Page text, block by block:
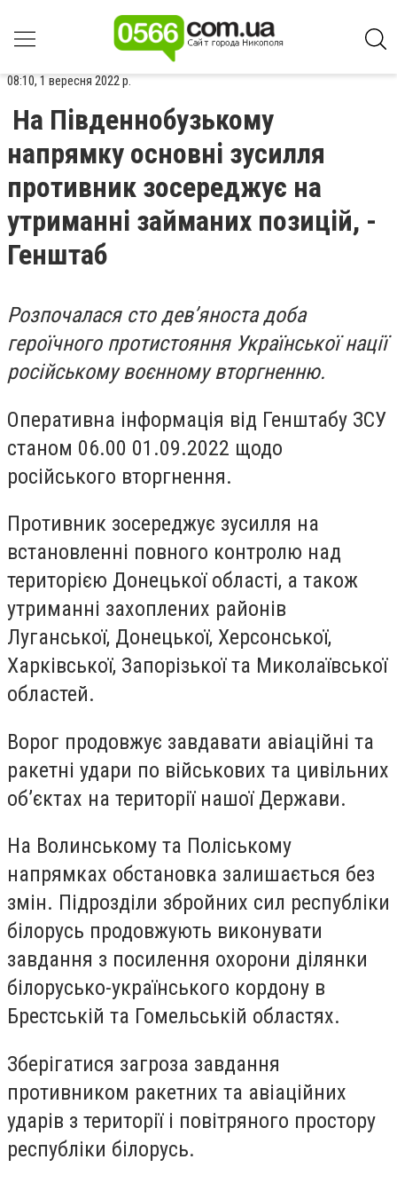
08:10, 1 вересня 2022 р.
На Південнобузькому
напрямку основні зусилля
противник зосереджує на
утриманні займаних позицій, -
Генштаб
Розпочалася сто дев’яноста доба
героїчного протистояння Української нації
російському воєнному вторгненню.
Оперативна інформація від Генштабу ЗСУ
станом 06.00 01.09.2022 щодо
російського вторгнення.
Противник зосереджує зусилля на
встановленні повного контролю над
територією Донецької області, а також
утриманні захоплених районів
Луганської, Донецької, Херсонської,
Харківської, Запорізької та Миколаївської
областей.
Ворог продовжує завдавати авіаційні та
ракетні удари по військових та цивільних
об’єктах на території нашої Держави.
На Волинському та Поліському
напрямках обстановка залишається без
змін. Підрозділи збройних сил республіки
білорусь продовжують виконувати
завдання з посилення охорони ділянки
білорусько-українського кордону в
Брестській та Гомельській областях.
Зберігатися загроза завдання
противником ракетних та авіаційних
ударів з території і повітряного простору
республіки білорусь.